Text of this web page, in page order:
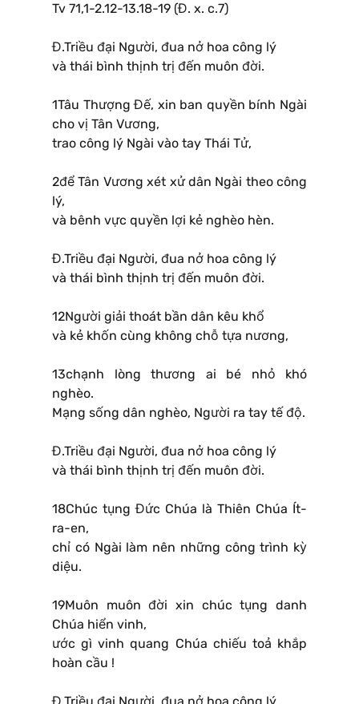
Tv 71,1-2.12-13.18-19 (Đ. x. c.7)
Đ.Triều đại Người, đua nở hoa công lý
và thái bình thịnh trị đến muôn đời.
1Tâu Thượng Đế, xin ban quyền bính Ngài
cho vị Tân Vương,
trao công lý Ngài vào tay Thái Tử,
2để Tân Vương xét xử dân Ngài theo công
lý,
và bênh vực quyền lợi kẻ nghèo hèn.
Đ.Triều đại Người, đua nở hoa công lý
và thái bình thịnh trị đến muôn đời.
12Người giải thoát bần dân kêu khổ
và kẻ khốn cùng không chỗ tựa nương,
13chạnh lòng thương ai bé nhỏ khó
nghèo.
Mạng sống dân nghèo, Người ra tay tế độ.
Đ.Triều đại Người, đua nở hoa công lý
và thái bình thịnh trị đến muôn đời.
18Chúc tụng Đức Chúa là Thiên Chúa Ít-
ra-en,
chỉ có Ngài làm nên những công trình kỳ
diệu.
19Muôn muôn đời xin chúc tụng danh
Chúa hiển vinh,
ước gì vinh quang Chúa chiếu toả khắp
hoàn cầu !